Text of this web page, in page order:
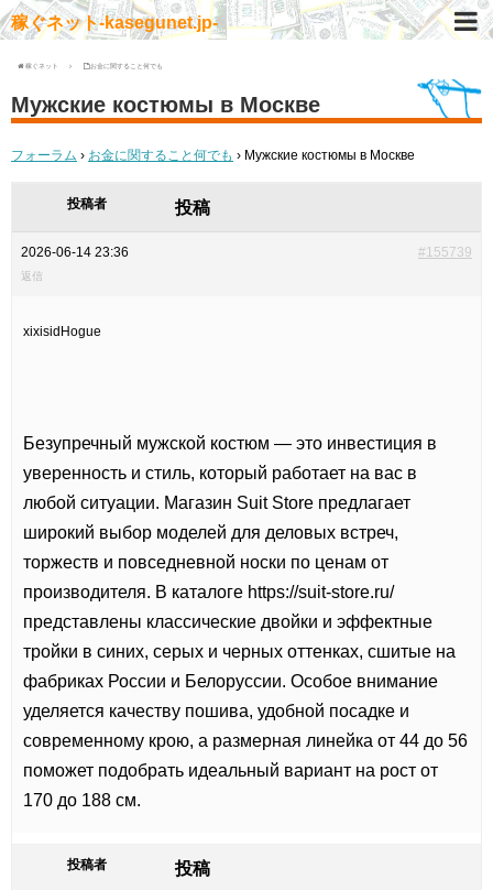
稼ぐネット-kasegunet.jp-
稼ぐネット お金に関すること何でも
Мужские костюмы в Москве
フォーラム › お金に関すること何でも › Мужские костюмы в Москве
投稿者 投稿
2026-06-14 23:36 #155739
返信
xixisidHogue
Безупречный мужской костюм — это инвестиция в
уверенность и стиль, который работает на вас в
любой ситуации. Магазин Suit Store предлагает
широкий выбор моделей для деловых встреч,
торжеств и повседневной носки по ценам от
производителя. В каталоге https://suit-store.ru/
представлены классические двойки и эффектные
тройки в синих, серых и черных оттенках, сшитые на
фабриках России и Белоруссии. Особое внимание
уделяется качеству пошива, удобной посадке и
современному крою, а размерная линейка от 44 до 56
поможет подобрать идеальный вариант на рост от
170 до 188 см.
投稿者 投稿